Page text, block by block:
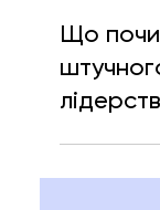
4 січ.
Що